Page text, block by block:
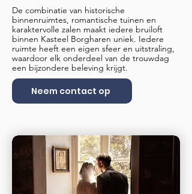
De combinatie van historische
binnenruimtes, romantische tuinen en
karaktervolle zalen maakt iedere bruiloft
binnen Kasteel Borgharen uniek. Iedere
ruimte heeft een eigen sfeer en uitstraling,
waardoor elk onderdeel van de trouwdag
een bijzondere beleving krijgt.
Neem contact op